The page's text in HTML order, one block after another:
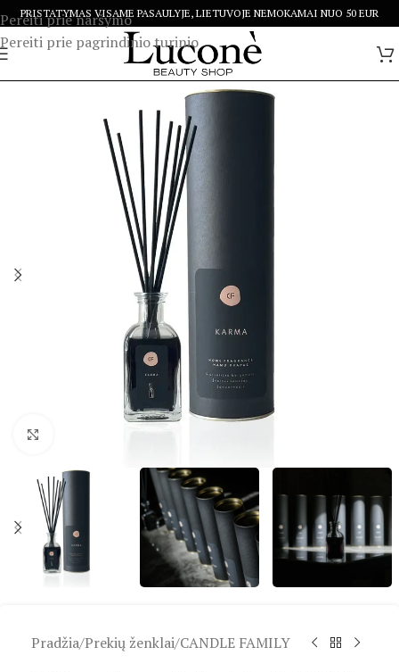
Pereiti prie naršymo
Pereiti prie pagrindinio turinio
PRISTATYMAS VISAME PASAULYJE, LIETUVOJE NEMOKAMAI NUO 50 EUR
Pradžia/Prekių ženklai/CANDLE FAMILY